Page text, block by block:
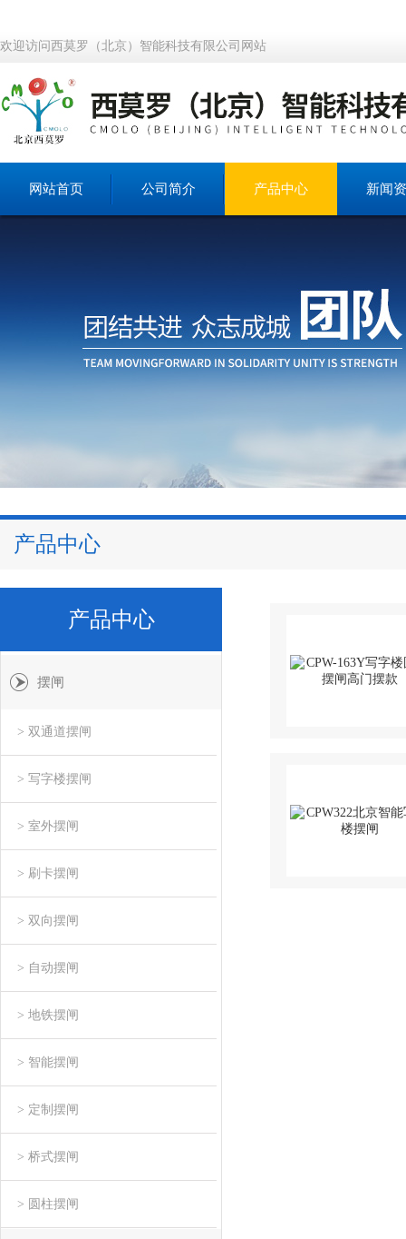
欢迎访问西莫罗（北京）智能科技有限公司网站
网站首页 公司简介 产品中心 新闻
产品中心
产品中心
摆闸
> 双通道摆闸
> 写字楼摆闸
> 室外摆闸
> 刷卡摆闸
> 双向摆闸
> 自动摆闸
> 地铁摆闸
> 智能摆闸
> 定制摆闸
> 桥式摆闸
> 圆柱摆闸